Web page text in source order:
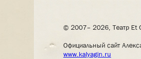
© 2007– 2026, Театр Et
Официальный сайт
www.kalyagin.ru